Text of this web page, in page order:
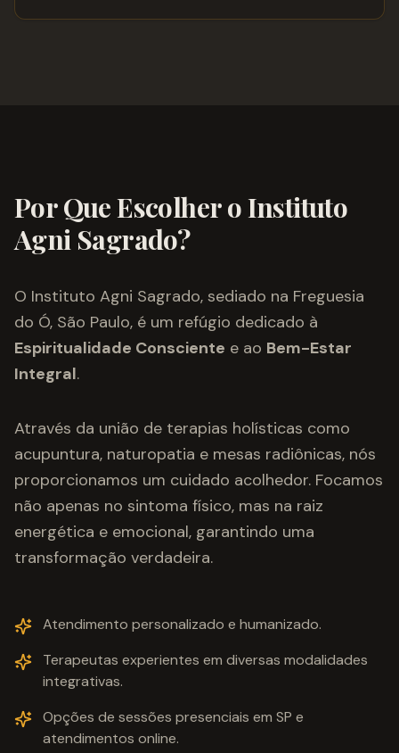
Por Que Escolher o Instituto
Agni Sagrado?
O Instituto Agni Sagrado, sediado na Freguesia
do Ó, São Paulo, é um refúgio dedicado à
Espiritualidade Consciente e ao Bem-Estar
Integral.
Através da união de terapias holísticas como
acupuntura, naturopatia e mesas radiônicas, nós
proporcionamos um cuidado acolhedor. Focamos
não apenas no sintoma físico, mas na raiz
energética e emocional, garantindo uma
transformação verdadeira.
Atendimento personalizado e humanizado.
Terapeutas experientes em diversas modalidades
integrativas.
Opções de sessões presenciais em SP e
atendimentos online.